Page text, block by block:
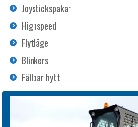
Joystickspakar
Highspeed
Flytläge
Blinkers
Fällbar hytt